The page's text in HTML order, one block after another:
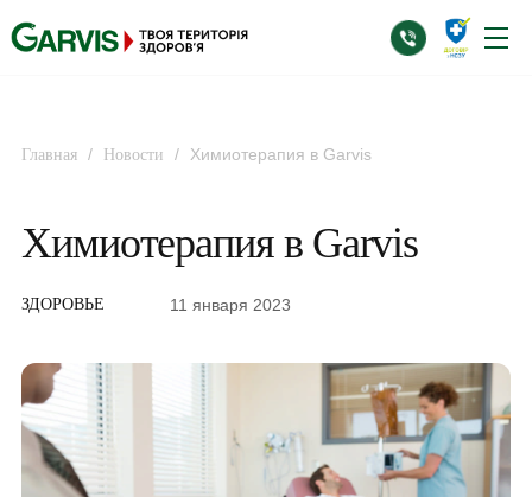
Главная / Новости / Химиотерапия в Garvis
Химиотерапия в Garvis
ЗДОРОВЬЕ 11 января 2023